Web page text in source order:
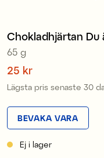
FI / EUR
SE / SEK
Chokladhjärtan Du
65 g
Pris:25 kr
25 kr
Lägsta pris senaste 30
BEVAKA VARA
Ej i lager